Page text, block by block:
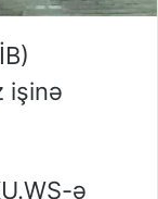
işinə
ə